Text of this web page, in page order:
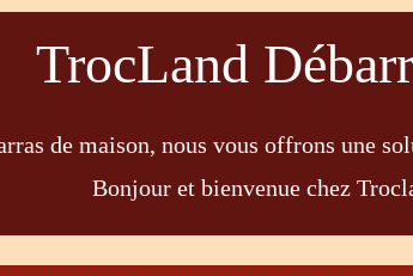
TrocLand
de maison, nous vous offrons une
Bonjour et bienvenue chez